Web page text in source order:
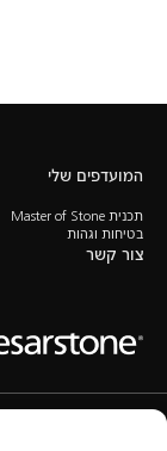
המועדפים שלי
תכנית Master of Stone
בטיחות וגהות
צור קשר